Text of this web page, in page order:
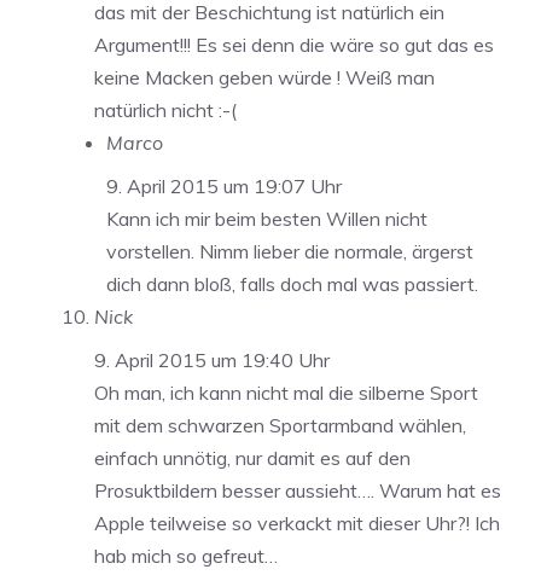
das mit der Beschichtung ist natürlich ein
Argument!!! Es sei denn die wäre so gut das es
keine Macken geben würde ! Weiß man
natürlich nicht :-(
Marco
9. April 2015 um 19:07 Uhr
Kann ich mir beim besten Willen nicht
vorstellen. Nimm lieber die normale, ärgerst
dich dann bloß, falls doch mal was passiert.
Nick
9. April 2015 um 19:40 Uhr
Oh man, ich kann nicht mal die silberne Sport
mit dem schwarzen Sportarmband wählen,
einfach unnötig, nur damit es auf den
Prosuktbildern besser aussieht…. Warum hat es
Apple teilweise so verkackt mit dieser Uhr?! Ich
hab mich so gefreut…